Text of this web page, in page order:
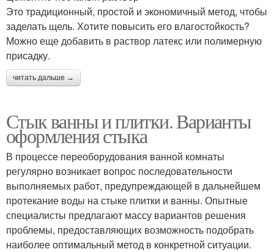
Это традиционный, простой и экономичный метод, чтобы
заделать щель. Хотите повысить его влагостойкость?
Можно еще добавить в раствор латекс или полимерную
присадку.
читать дальше →
Стык ванны и плитки. Варианты
оформления стыка
В процессе переоборудования ванной комнаты
регулярно возникает вопрос последовательности
выполняемых работ, предупреждающей в дальнейшем
протекание воды на стыке плитки и ванны. Опытные
специалисты предлагают массу вариантов решения
проблемы, предоставляющих возможность подобрать
наиболее оптимальный метод в конкретной ситуации.